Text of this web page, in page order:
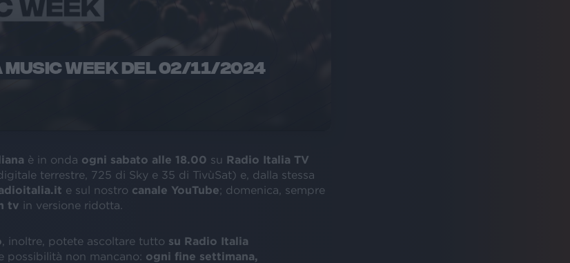
MUSIC WEEK DEL 02/11/2024
è in onda ogni sabato alle 18.00 su Radio Italia TV
terrestre, 725 di Sky e 35 di TivùSat) e, dalla stessa
e sul nostro canale YouTube; domenica, sempre
tv in versione ridotta.
, inoltre, potete ascoltare tutto su Radio Italia
possibilità non mancano: ogni fine settimana,